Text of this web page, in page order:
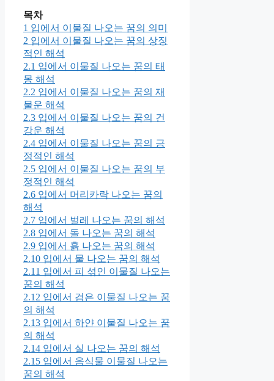
목차
1 입에서 이물질 나오는 꿈의 의미
2 입에서 이물질 나오는 꿈의 상징
적인 해석
2.1 입에서 이물질 나오는 꿈의 태
몽 해석
2.2 입에서 이물질 나오는 꿈의 재
물운 해석
2.3 입에서 이물질 나오는 꿈의 건
강운 해석
2.4 입에서 이물질 나오는 꿈의 긍
정적인 해석
2.5 입에서 이물질 나오는 꿈의 부
정적인 해석
2.6 입에서 머리카락 나오는 꿈의
해석
2.7 입에서 벌레 나오는 꿈의 해석
2.8 입에서 돌 나오는 꿈의 해석
2.9 입에서 흙 나오는 꿈의 해석
2.10 입에서 물 나오는 꿈의 해석
2.11 입에서 피 섞인 이물질 나오는
꿈의 해석
2.12 입에서 검은 이물질 나오는 꿈
의 해석
2.13 입에서 하얀 이물질 나오는 꿈
의 해석
2.14 입에서 실 나오는 꿈의 해석
2.15 입에서 음식물 이물질 나오는
꿈의 해석